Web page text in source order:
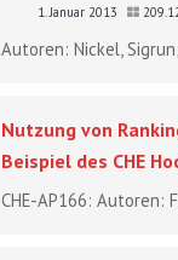
1. Januar 2013
Autoren: Nickel,
Nutzung von
Beispiel des CHE
CHE-AP166: Autoren: